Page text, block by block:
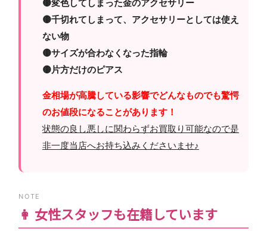
🟡変色してしまった金のアクセサリー
🟡千切れてしまって、アクセサリーとしては使え
ない物
🟡サイズが合わなくなった指輪
🟡片方だけのピアス
金相場が高騰している影響でどんなものでも驚愕
のお値段になることがあります！
状態の良し悪しに関わらずお買取り可能なので是
非一度当店へお持ち込みくださいませ♪
NOTE
👩 女性スタッフも在籍しています